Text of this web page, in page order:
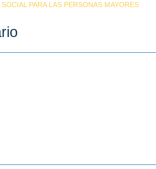
PARA LAS PERSONAS MAYORES